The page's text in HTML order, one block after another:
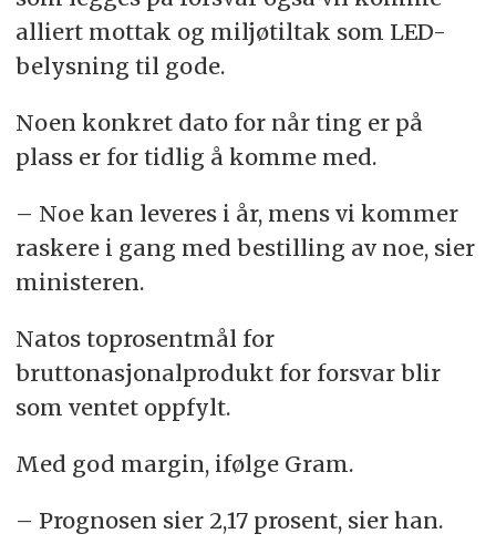
alliert mottak og miljøtiltak som LED-
belysning til gode.
Noen konkret dato for når ting er på
plass er for tidlig å komme med.
– Noe kan leveres i år, mens vi kommer
raskere i gang med bestilling av noe, sier
ministeren.
Natos toprosentmål for
bruttonasjonalprodukt for forsvar blir
som ventet oppfylt.
Med god margin, ifølge Gram.
– Prognosen sier 2,17 prosent, sier han.